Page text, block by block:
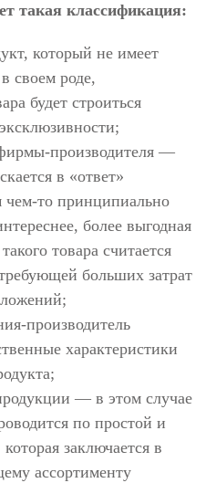
такая классификация:
который не имеет
своем роде,
будет строиться
производителя —
в «ответ»
чем-то принципиально
более выгодная
товара считается
больших затрат
производитель
характеристики
— в этом случае
по простой и
заключается в
ассортименту